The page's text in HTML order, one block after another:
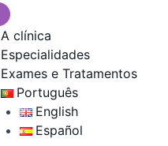
A clínica
Especialidades
Exames e Tratamentos
Português
English
Español